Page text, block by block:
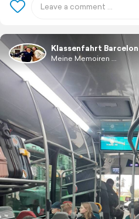
Klassenfahrt
Meine Memoiren ...